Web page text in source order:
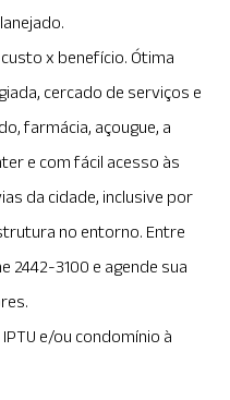
x benefício. Ótima
cercado de serviços e
farmácia, açougue, a
e com fácil acesso às
da cidade, inclusive por
no entorno. Entre
2442-3100 e agende sua
e/ou condomínio à